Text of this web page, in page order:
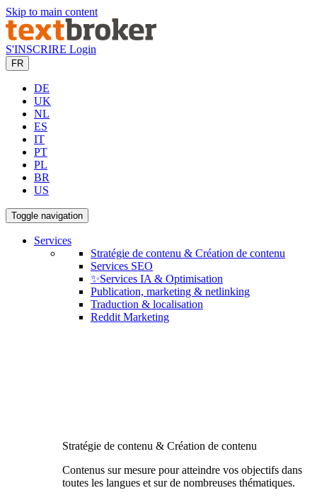
Skip to main content
S'INSCRIRE Login
FR
DE
UK
NL
ES
IT
PT
PL
BR
US
Toggle navigation
Services
Stratégie de contenu & Création de contenu
Services SEO
✨Services IA & Optimisation
Publication, marketing & netlinking
Traduction & localisation
Reddit Marketing
Stratégie de contenu & Création de contenu
Contenus sur mesure pour atteindre vos objectifs dans
toutes les langues et sur de nombreuses thématiques.